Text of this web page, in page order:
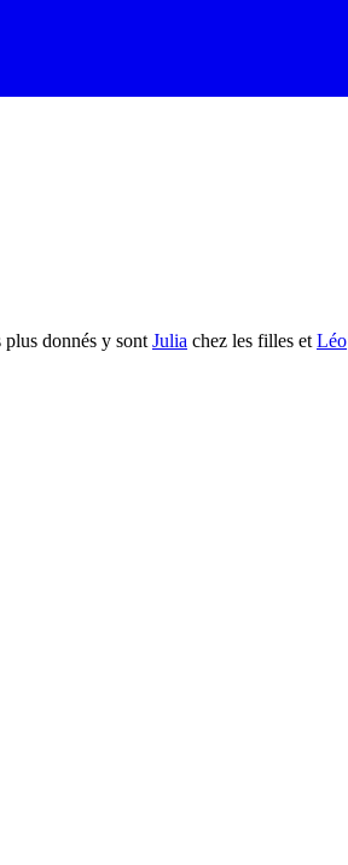
plus donnés y sont Julia chez les filles et Léo